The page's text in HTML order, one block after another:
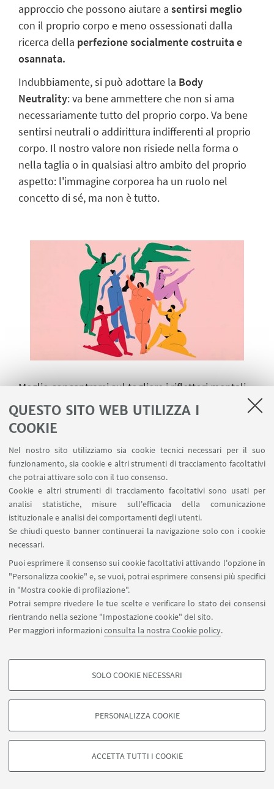
QUESTO SITO WEB UTILIZZA I
COOKIE
Nel nostro sito utilizziamo sia cookie tecnici necessari per il suo
funzionamento, sia cookie e altri strumenti di tracciamento facoltativi
che potrai attivare solo con il tuo consenso.
Cookie e altri strumenti di tracciamento facoltativi sono usati per
analisi statistiche, misure sull'efficacia della comunicazione
istituzionale e analisi dei comportamenti degli utenti.
Se chiudi questo banner continuerai la navigazione solo con i cookie
necessari.
Puoi esprimere il consenso sui cookie facoltativi attivando l'opzione in
"Personalizza cookie" e, se vuoi, potrai esprimere consensi più specifici
in "Mostra cookie di profilazione".
Potrai sempre rivedere le tue scelte e verificare lo stato dei consensi
rientrando nella sezione "Impostazione cookie" del sito.
Per maggiori informazioniconsulta la nostra Cookie policy.
COOKIE DI PROFILAZIONE - FACOLTATIVI
degli utenti, creare profili in base al loro comportamento sul sito, per analisi
di marketing.
Google/Youtube Video
SOLO COOKIE NECESSARI
PERSONALIZZA COOKIE
ACCETTA TUTTI I COOKIE
approccio che possono aiutare a sentirsi meglio
con il proprio corpo e meno ossessionati dalla
ricerca della perfezione socialmente costruita e
osannata.
Indubbiamente, si può adottare la Body
Neutrality: va bene ammettere che non si ama
necessariamente tutto del proprio corpo. Va bene
sentirsi neutrali o addirittura indifferenti al proprio
corpo. Il nostro valore non risiede nella forma o
nella taglia o in qualsiasi altro ambito del proprio
aspetto: l'immagine corporea ha un ruolo nel
concetto di sé, ma non è tutto.
Meglio concentrarsi sul togliere i riflettori mentali
dal proprio corpo e cercare di basare le percezioni
su altre parti di noi.
Nessuna di queste abitudini è facile da
padroneggiare. Richiedono uno sforzo continuo e,
nella maggior parte dei casi, non è qualcosa che si
può ottenere in toto e subito. Ci saranno momenti
in cui ci si sentirà deboli, in cui non piaceranno
alcuni aspetti di sé e in cui ci si confronterà con gli
altri. La chiave è continuare a cercare nuovi modi
per evitare i modelli di pensiero negativi che
contribuiscono a una cattiva immagine del corpo.
Sicuramente può essere utile cercare di
seguire influencer che parlano di accettazione di se
stessi o documentarsi su come rimettere in
forme adatteal proprio corpo, accompagnando
tutto a una alimentazione sana (vista come come
atto di amore verso se stessi, senza ovviamente
farne una ossessione) e allenarsi(dato che